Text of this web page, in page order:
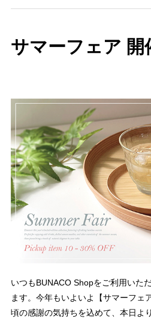
サマーフェア 開
いつもBUNACO Shopをご利用いた
ます。今年もいよいよ【サマーフェ
頃の感謝の気持ちを込めて、本日よ